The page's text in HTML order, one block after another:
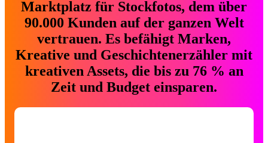
Marktplatz für Stockfotos, dem über
90.000 Kunden auf der ganzen Welt
vertrauen. Es befähigt Marken,
Kreative und Geschichtenerzähler mit
kreativen Assets, die bis zu 76 % an
Zeit und Budget einsparen.